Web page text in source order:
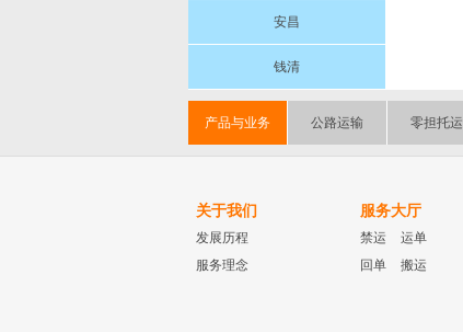
安昌
钱清
产品与业务 公路运输 零担托运
关于我们
发展历程
服务理念
服务大厅
禁运
运单
回单
搬运